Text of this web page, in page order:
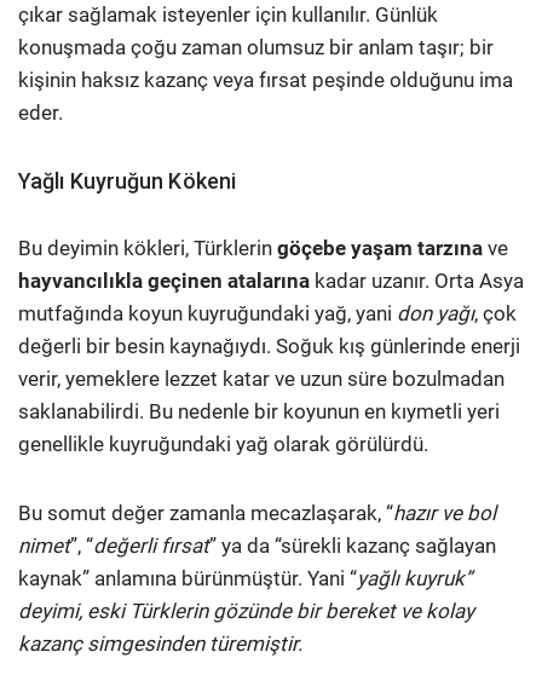
çıkar sağlamak isteyenler için kullanılır. Günlük
konuşmada çoğu zaman olumsuz bir anlam taşır; bir
kişinin haksız kazanç veya fırsat peşinde olduğunu ima
eder.
Yağlı Kuyruğun Kökeni
Bu deyimin kökleri, Türklerin göçebe yaşam tarzına ve
hayvancılıkla geçinen atalarına kadar uzanır. Orta Asya
mutfağında koyun kuyruğundaki yağ, yani don yağı, çok
değerli bir besin kaynağıydı. Soğuk kış günlerinde enerji
verir, yemeklere lezzet katar ve uzun süre bozulmadan
saklanabilirdi. Bu nedenle bir koyunun en kıymetli yeri
genellikle kuyruğundaki yağ olarak görülürdü.
Bu somut değer zamanla mecazlaşarak, “hazır ve bol
nimet”, “değerli fırsat” ya da “sürekli kazanç sağlayan
kaynak” anlamına bürünmüştür. Yani “yağlı kuyruk”
deyimi, eski Türklerin gözünde bir bereket ve kolay
kazanç simgesinden türemiştir.